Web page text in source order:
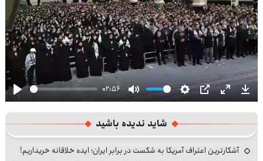
Play
02:56
Mute Settings
PIP Enter
شاید ندیده باشید
آشکارترین اعتراف آمریکا به شکست در برابر ایران؛ ایده خلاقانه خریداریم!